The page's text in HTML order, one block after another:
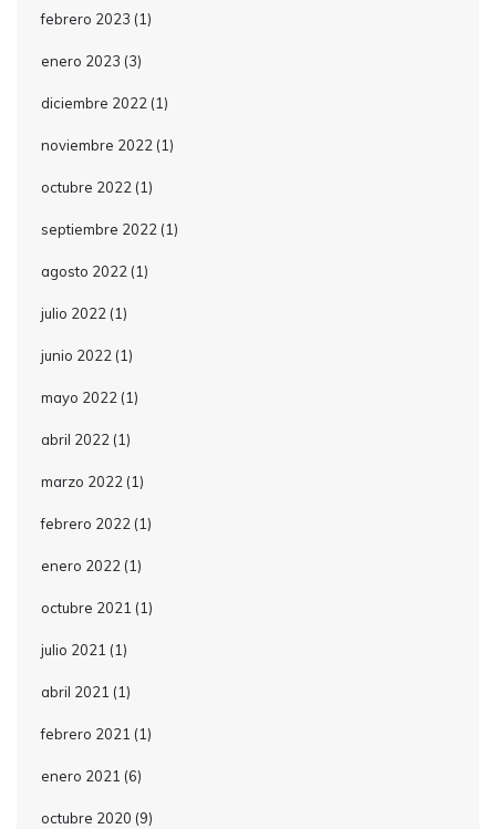
febrero 2023 (1)
enero 2023 (3)
diciembre 2022 (1)
noviembre 2022 (1)
octubre 2022 (1)
septiembre 2022 (1)
agosto 2022 (1)
julio 2022 (1)
junio 2022 (1)
mayo 2022 (1)
abril 2022 (1)
marzo 2022 (1)
febrero 2022 (1)
enero 2022 (1)
octubre 2021 (1)
julio 2021 (1)
abril 2021 (1)
febrero 2021 (1)
enero 2021 (6)
octubre 2020 (9)